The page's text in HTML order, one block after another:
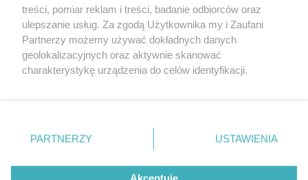
© 2026 Grupa ZPR Media
treści, pomiar reklam i treści, badanie odbiorców oraz
ulepszanie usług. Za zgodą Użytkownika my i Zaufani
Partnerzy możemy używać dokładnych danych
geolokalizacyjnych oraz aktywnie skanować
charakterystykę urządzenia do celów identyfikacji.
zmienić/wycofać klikając przycisk ustawień prywatności
znajdujący się w lewym dolnym rogu strony
rodzaje przetwarzania danych nie wymagają zgody
PARTNERZY USTAWIENIA
Akceptuję